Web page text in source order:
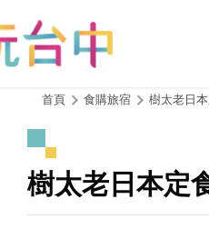
首頁 食購旅宿 樹太老日
樹太老日本定